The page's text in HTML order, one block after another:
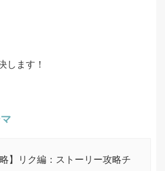
します！
】リク編：ストーリー攻略チ